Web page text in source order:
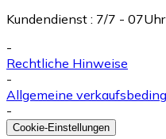
Kundendienst : 7/7 -
-
Rechtliche Hinweise
-
Allgemeine
-
Cookie-Einstellungen